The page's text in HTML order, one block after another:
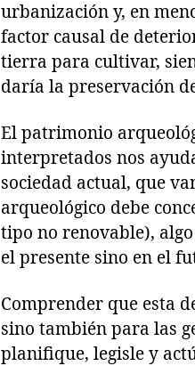
urbanización y, en
factor causal de
tierra para cultivar,
daría la preservación
El patrimonio
interpretados nos
sociedad actual, que
arqueológico debe
tipo no renovable),
el presente sino en el
Comprender que esta
sino también para las
planifique, legisle y